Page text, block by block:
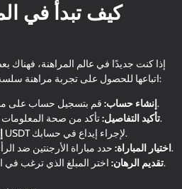
كيف تبدأ في
إذا كنت جديدًا في عالم المراهنة،
اتباعها للحصول على تجربة مراهنة سلسة وفعالة. إليك دليل خطوة بخطوة:
إنشاء حساب: قم بتسجيل حساب على منصة المراهنة التي تفضلها.
تأكيد التفاصيل:تأكد من صحة المعلومات التي قدمتها أثناء التسجيل.
استخدم عملة USDT لإجراء إيداع في حسابك.
اختيار المباراة: حدد مباراة الأرجنتين ضد الرأس الأخضر للمراهنة عليها.
تقديم الرهان:اختر المبلغ الذي ترغب في المراهنة عليه وقدم رهانك.